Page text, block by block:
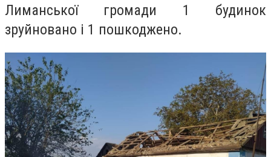
Лиманської громади 1 будинок
зруйновано і 1 пошкоджено.